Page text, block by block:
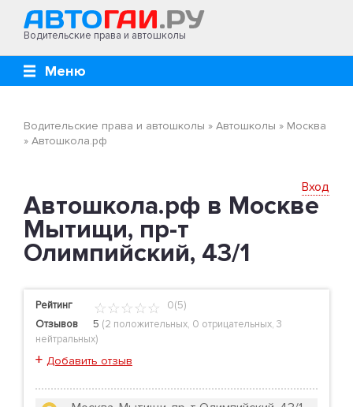
Водительские права и автошколы
Меню
Водительские права и автошколы » Автошколы » Москва
» Автошкола.рф
Вход
Автошкола.рф в Москве
Мытищи, пр-т
Олимпийский, 43/1
Рейтинг
0(5)
Отзывов
5 (2 положительных, 0 отрицательных, 3
нейтральных)
+ Добавить отзыв